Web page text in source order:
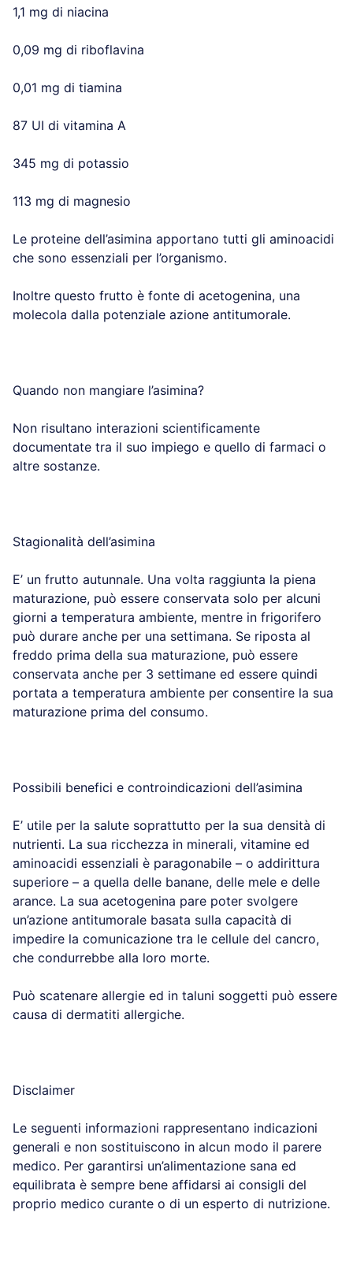
1,1 mg di niacina
0,09 mg di riboflavina
0,01 mg di tiamina
87 UI di vitamina A
345 mg di potassio
113 mg di magnesio
Le proteine dell’asimina apportano tutti gli aminoacidi
che sono essenziali per l’organismo.
Inoltre questo frutto è fonte di acetogenina, una
molecola dalla potenziale azione antitumorale.
Quando non mangiare l’asimina?
Non risultano interazioni scientificamente
documentate tra il suo impiego e quello di farmaci o
altre sostanze.
Stagionalità dell’asimina
E’ un frutto autunnale. Una volta raggiunta la piena
maturazione, può essere conservata solo per alcuni
giorni a temperatura ambiente, mentre in frigorifero
può durare anche per una settimana. Se riposta al
freddo prima della sua maturazione, può essere
conservata anche per 3 settimane ed essere quindi
portata a temperatura ambiente per consentire la sua
maturazione prima del consumo.
Possibili benefici e controindicazioni dell’asimina
E’ utile per la salute soprattutto per la sua densità di
nutrienti. La sua ricchezza in minerali, vitamine ed
aminoacidi essenziali è paragonabile – o addirittura
superiore – a quella delle banane, delle mele e delle
arance. La sua acetogenina pare poter svolgere
un’azione antitumorale basata sulla capacità di
impedire la comunicazione tra le cellule del cancro,
che condurrebbe alla loro morte.
Può scatenare allergie ed in taluni soggetti può essere
causa di dermatiti allergiche.
Disclaimer
Le seguenti informazioni rappresentano indicazioni
generali e non sostituiscono in alcun modo il parere
medico. Per garantirsi un’alimentazione sana ed
equilibrata è sempre bene affidarsi ai consigli del
proprio medico curante o di un esperto di nutrizione.